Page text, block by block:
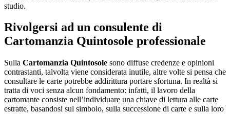
studio.
Rivolgersi ad un consulente di
Cartomanzia Quintosole professionale
Sulla Cartomanzia Quintosole sono diffuse credenze e opinioni
contrastanti, talvolta viene considerata inutile, altre volte si pensa che
consultare le carte potrebbe addirittura portare sfortuna. In realtà si
tratta di voci senza alcun fondamento: infatti, il lavoro della
cartomante consiste nell’individuare una chiave di lettura alle carte
estratte, basandosi sul simbolo, sulla successione di carte e sulla loro